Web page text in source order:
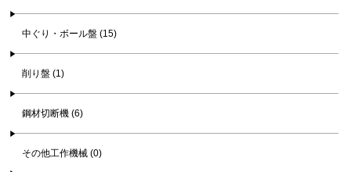
中ぐり・ボール盤 (15)
削り盤 (1)
鋼材切断機 (6)
その他工作機械 (0)